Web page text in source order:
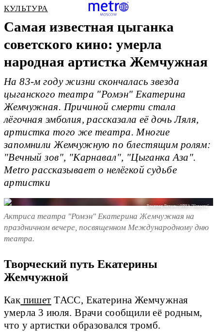
КУЛЬТУРА
Самая известная цыганка
советского кино: умерла
народная артистка Жемчужная
На 83-м году жизни скончалась звезда
цыганского театра "Ромэн" Екатерина
Жемчужная. Причиной смерти стала
лёгочная эмболия, рассказала её дочь Ляля,
артистка того же театра. Многие
запомнили Жемчужную по блестящим ролям:
"Вечный зов", "Карнавал", "Цыганка Аза".
Metro рассказывает о нелёгкой судьбе
артистки
Владимир Вяткин / @РИА "Новости"
Актриса театра "Ромэн" Екатерина Жемчужная на
праздничном вечере, посвященном Международному дню
театра.
Творческий путь Екатерины
Жемчужной
Как пишет ТАСС, Екатерина Жемчужная
умерла 3 июля. Врачи сообщили её родным,
что у артистки образовался тромб.